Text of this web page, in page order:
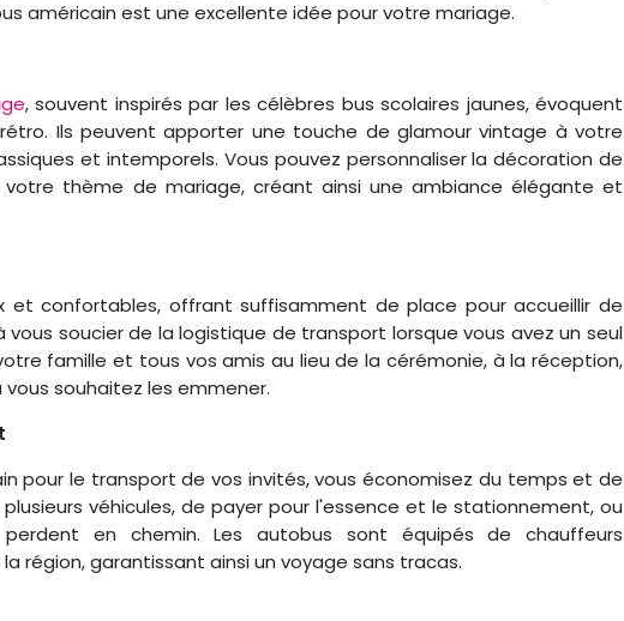
américain est une excellente idée pour votre mariage.
, souvent inspirés par les célèbres bus scolaires jaunes, évoquent
Ils peuvent apporter une touche de glamour vintage à votre
et intemporels. Vous pouvez personnaliser la décoration de
thème de mariage, créant ainsi une ambiance élégante et
et confortables, offrant suffisamment de place pour accueillir de
vous soucier de la logistique de transport lorsque vous avez un seul
famille et tous vos amis au lieu de la cérémonie, à la réception,
souhaitez les emmener.
pour le transport de vos invités, vous économisez du temps et de
véhicules, de payer pour l'essence et le stationnement, ou
en chemin. Les autobus sont équipés de chauffeurs
région, garantissant ainsi un voyage sans tracas.